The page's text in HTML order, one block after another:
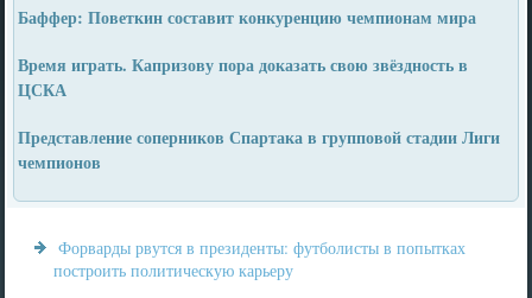
Баффер: Поветкин составит конкуренцию чемпионам мира
Время играть. Капризову пора доказать свою звёздность в
ЦСКА
Представление соперников Спартака в групповой стадии Лиги
чемпионов
Форварды рвутся в президенты: футболисты в попытках
построить политическую карьеру